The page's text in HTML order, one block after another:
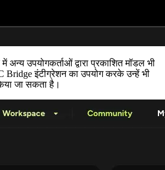
अन्य उपयोगकर्ताओं द्वारा प्रकाशित मॉडल भी
Bridge इंटीग्रेशन का उपयोग करके उन्हें भी
जा सकता है।